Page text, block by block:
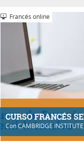
CURSO FRANCÉS
ConCAMBRIDGE INSTITUTE
Francés online